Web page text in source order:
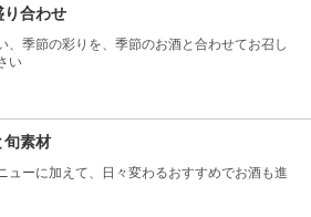
り合わせ
、季節の彩りを、季節のお酒と合わせてお召し
い
素材
ューに加えて、日々変わるおすすめでお酒も進